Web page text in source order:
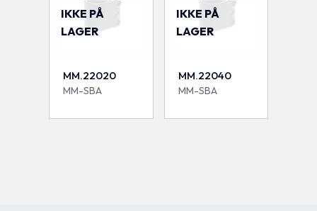
IKKE PÅ
LAGER
MM.22020
MM-SBA
IKKE PÅ
LAGER
MM.22040
MM-SBA